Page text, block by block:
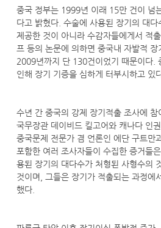
중국 정부는 1999년 이래 15만 건이 넘
다고 밝혔다. 수술에 사용된 장기의 대
제공한 것이 아니라 수감자들에게서 적
프 등의 논문에 의하면 중국내 자발적
2009년까지 단 130건이었기 때문이다.
인해 장기 기증을 심하게 터부시하고 있
수년 간 중국의 강제 장기적출 조사에
국무장관 데이비드 킬고어와 캐나다 인
중국문제 전문가 겸 언론인 에단 구트만
포함한 여러 조사자들이 수집한 증거들
용된 장기의 대다수가 처형된 사형수의
것이며, 그들은 장기가 적출되는 과정에
했다.